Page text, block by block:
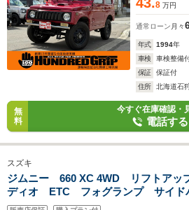
8 万円
通常ローン 月々
年式 1994年
車検
車検整備
保証
保証付
住所
北海道石
無
料
今すぐ在庫確認・
電話する
スズキ
ジムニー 660 XC 4WD リフトア
ディオ ETC フォグランプ サイド